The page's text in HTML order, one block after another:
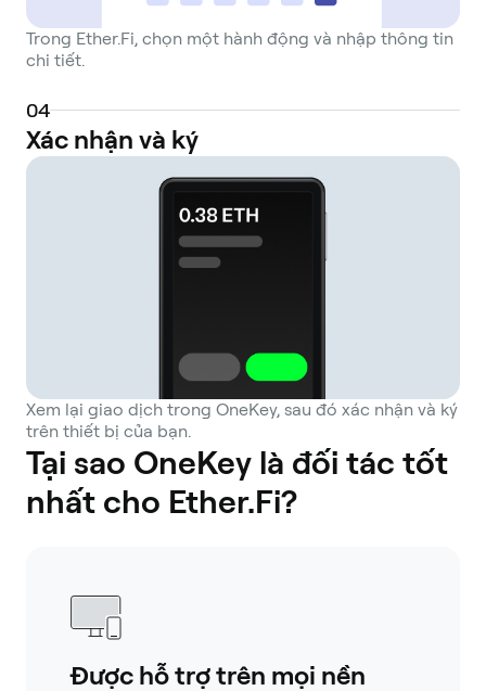
Trong Ether.Fi, chọn một hành động và nhập thông tin
chi tiết.
04
Xác nhận và ký
Xem lại giao dịch trong OneKey, sau đó xác nhận và ký
trên thiết bị của bạn.
Tại sao OneKey là đối tác tốt
nhất cho Ether.Fi?
Được hỗ trợ trên mọi nền